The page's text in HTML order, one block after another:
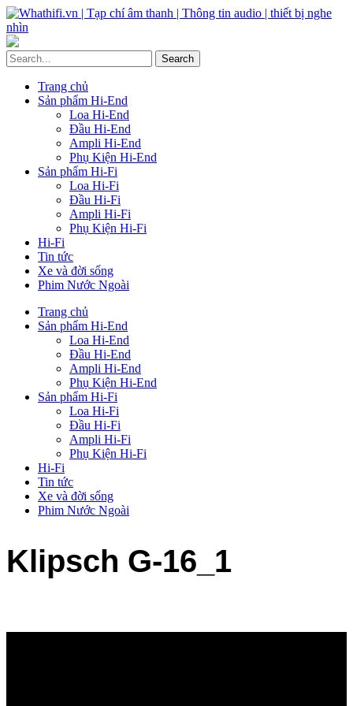
Trang chủ
Sản phẩm Hi-End
Loa Hi-End
Đầu Hi-End
Ampli Hi-End
Phụ Kiện Hi-End
Sản phẩm Hi-Fi
Loa Hi-Fi
Đầu Hi-Fi
Ampli Hi-Fi
Phụ Kiện Hi-Fi
Hi-Fi
Tin tức
Xe và đời sống
Phim Nước Ngoài
Trang chủ
Sản phẩm Hi-End
Loa Hi-End
Đầu Hi-End
Ampli Hi-End
Phụ Kiện Hi-End
Sản phẩm Hi-Fi
Loa Hi-Fi
Đầu Hi-Fi
Ampli Hi-Fi
Phụ Kiện Hi-Fi
Hi-Fi
Tin tức
Xe và đời sống
Phim Nước Ngoài
Klipsch G-16_1